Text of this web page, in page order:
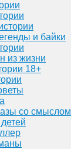
и байки
из жизни
18+
со смыслом